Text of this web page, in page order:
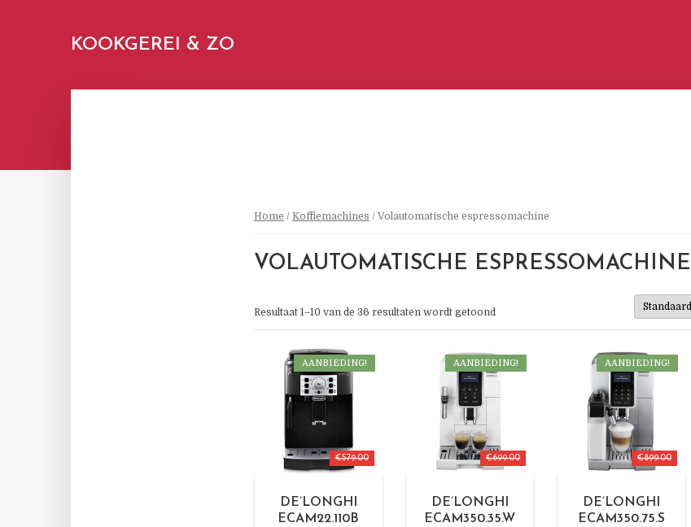
KOOKGEREI & ZO
Home / Koffiemachines / Volautomatische espressomachine
VOLAUTOMATISCHE ESPRESSOMACHINE
Resultaat 1–10 van de 36 resultaten wordt getoond
AANBIEDING!
DE’LONGHI
ECAM22.110B
€579.00
AANBIEDING!
DE’LONGHI
ECAM350.35.W
€699.00
AANBIEDING!
DE’LONGHI
ECAM350.75.S
€899.00